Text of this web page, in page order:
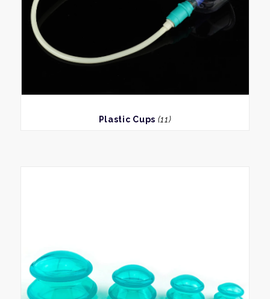
Plastic Cups (11)